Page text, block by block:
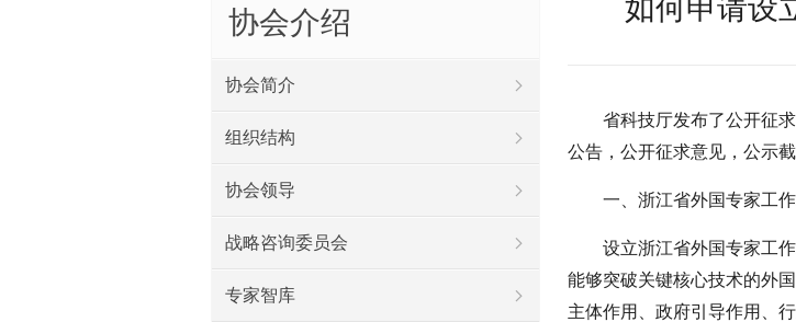
如何申请设
省科技厅发布了公开征
公告，公开征求意见，公示
一、浙江省外国专家工
设立浙江省外国专家工
能够突破关键核心技术的外
主体作用、政府引导作用、
协会介绍
协会简介
组织结构
协会领导
战略咨询委员会
专家智库